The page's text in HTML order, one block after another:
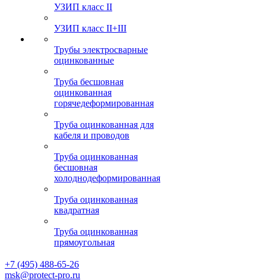
УЗИП класс II
УЗИП класс II+III
Трубы электросварные
оцинкованные
Труба бесшовная
оцинкованная
горячедеформированная
Труба оцинкованная для
кабеля и проводов
Труба оцинкованная
бесшовная
холоднодеформированная
Труба оцинкованная
квадратная
Труба оцинкованная
прямоугольная
+7 (495) 488-65-26
msk@protect-pro.ru